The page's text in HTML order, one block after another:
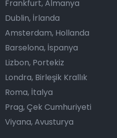
Frankfurt, Almanya
Dublin, İrlanda
Amsterdam, Hollanda
Barselona, İspanya
Lizbon, Portekiz
Londra, Birleşik Krallık
Roma, İtalya
Prag, Çek Cumhuriyeti
Viyana, Avusturya